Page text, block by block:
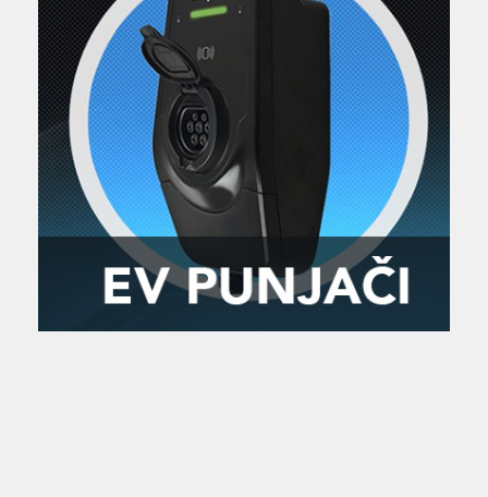
Impressum
Igor Kreč - UmPaDrum
Igor Kukec Brmbi
Slaven Gajdek
MTC - Moto Tour Croatia
Moto putopisi
Vikend vožnje
Zanimljivost
Najave i noviteti